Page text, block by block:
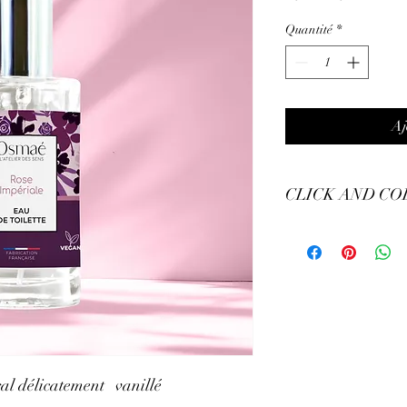
délicatement vanillé
Quantité *
CLICK AND
9h à 15h, mardi, jeudi